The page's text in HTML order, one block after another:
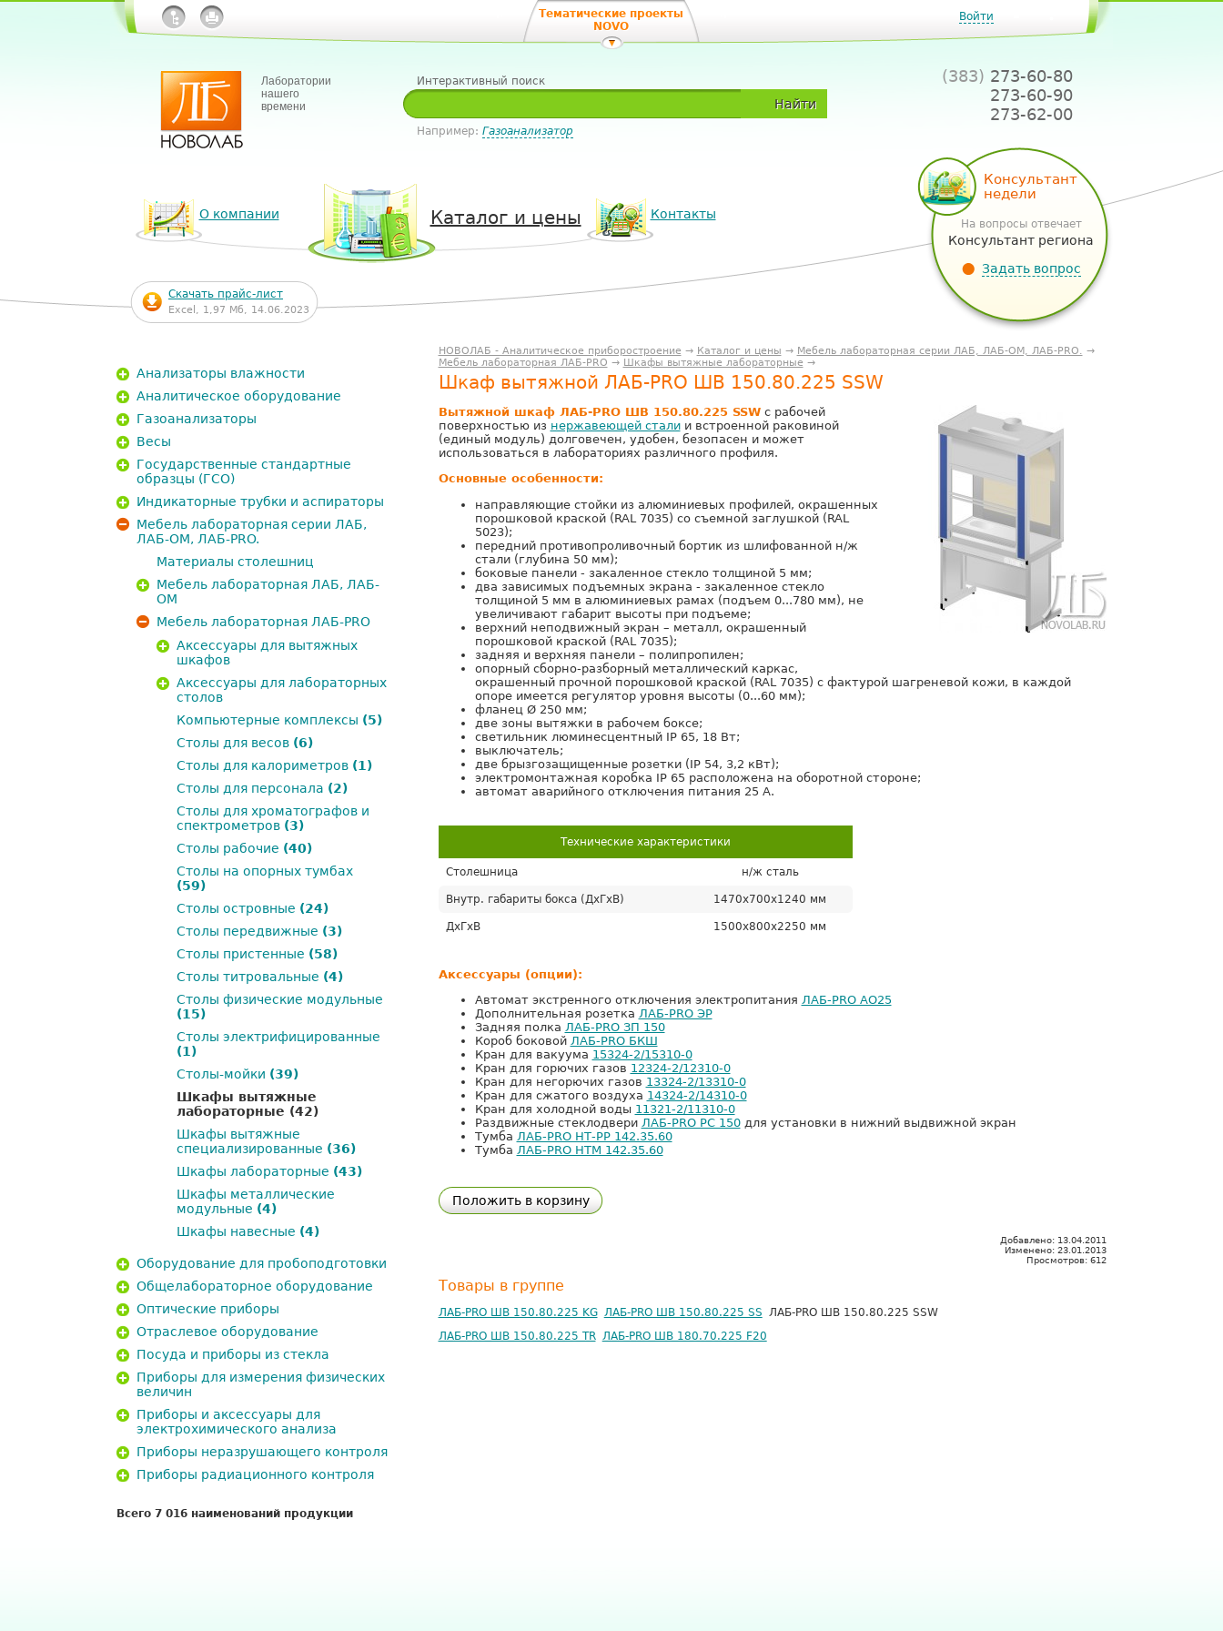
Войти
Тематические проекты
NOVO
Лаборатории
нашего
времени
Интерактивный поиск
Найти
Например:Газоанализатор
(383) 273-60-80
273-60-90
273-62-00
О компании Каталог и цены Контакты
Консультант
недели
На вопросы отвечает
Консультант региона
Задать вопрос
Скачать прайс-лист
Excel, 1,97 Мб, 14.06.2023
НОВОЛАБ - Аналитическое приборостроение → Каталог и цены → Мебель лабораторная серии ЛАБ, ЛАБ-ОМ, ЛАБ-PRO. →
Мебель лабораторная ЛАБ-PRO → Шкафы вытяжные лабораторные →
Шкаф вытяжной ЛАБ-PRO ШВ 150.80.225 SSW
Вытяжной шкаф ЛАБ-PRO ШВ 150.80.225 SSWс рабочей
поверхностью из нержавеющей сталии встроенной раковиной
(единый модуль) долговечен, удобен, безопасен и может
использоваться в лабораториях различного профиля.
Основные особенности:
направляющие стойки из алюминиевых профилей, окрашенных
порошковой краской (RAL 7035) со съемной заглушкой (RAL
5023);
передний противопроливочный бортик из шлифованной н/ж
стали (глубина 50 мм);
боковые панели - закаленное стекло толщиной 5 мм;
два зависимых подъемных экрана - закаленное стекло
толщиной 5 мм в алюминиевых рамах (подъем 0...780 мм), не
увеличивают габарит высоты при подъеме;
верхний неподвижный экран – металл, окрашенный
порошковой краской (RAL 7035);
задняя и верхняя панели – полипропилен;
опорный сборно-разборный металлический каркас,
окрашенный прочной порошковой краской (RAL 7035) с фактурой шагреневой кожи, в каждой
опоре имеется регулятор уровня высоты (0...60 мм);
фланец Ø 250 мм;
две зоны вытяжки в рабочем боксе;
светильник люминесцентный IP 65, 18 Вт;
выключатель;
две брызгозащищенные розетки (IP 54, 3,2 кВт);
электромонтажная коробка IP 65 расположена на оборотной стороне;
автомат аварийного отключения питания 25 А.
Технические характеристики
Столешница н/ж сталь
Внутр. габариты бокса (ДхГхВ) 1470х700х1240 мм
ДхГхВ 1500х800х2250 мм
Аксессуары (опции):
Автомат экстренного отключения электропитания ЛАБ-PRO АО25
Дополнительная розетка ЛАБ-PRO ЭР
Задняя полка ЛАБ-PRO ЗП 150
Короб боковой ЛАБ-PRO БКШ
Кран для вакуума 15324-2/15310-0
Кран для горючих газов 12324-2/12310-0
Кран для негорючих газов 13324-2/13310-0
Кран для сжатого воздуха 14324-2/14310-0
Кран для холодной воды 11321-2/11310-0
Раздвижные стеклодвери ЛАБ-PRO РС 150для установки в нижний выдвижной экран
Тумба ЛАБ-PRO НТ-PP 142.35.60
Тумба ЛАБ-PRO НТМ 142.35.60
Положить в корзину
Добавлено: 13.04.2011
Изменено:23.01.2013
Просмотров:612
Товары в группе
ЛАБ-PRO ШВ 150.80.225 KG ЛАБ-PRO ШВ 150.80.225 SS ЛАБ-PRO ШВ 150.80.225 SSW
ЛАБ-PRO ШВ 150.80.225 TR ЛАБ-PRO ШВ 180.70.225 F20
Анализаторы влажности
Аналитическое оборудование
Газоанализаторы
Весы
Государственные стандартные
образцы (ГСО)
Индикаторные трубки и аспираторы
Мебель лабораторная серии ЛАБ,
ЛАБ-ОМ, ЛАБ-PRO.
Материалы столешниц
Мебель лабораторная ЛАБ, ЛАБ-
ОМ
Мебель лабораторная ЛАБ-PRO
Аксессуары для вытяжных
шкафов
Аксессуары для лабораторных
столов
Компьютерные комплексы (5)
Столы для весов (6)
Столы для калориметров (1)
Столы для персонала (2)
Столы для хроматографов и
спектрометров (3)
Столы рабочие (40)
Столы на опорных тумбах
(59)
Столы островные (24)
Столы передвижные (3)
Столы пристенные (58)
Столы титровальные (4)
Столы физические модульные
(15)
Столы электрифицированные
(1)
Столы-мойки (39)
Шкафы вытяжные
лабораторные (42)
Шкафы вытяжные
специализированные (36)
Шкафы лабораторные (43)
Шкафы металлические
модульные (4)
Шкафы навесные (4)
Оборудование для пробоподготовки
Общелабораторное оборудование
Оптические приборы
Отраслевое оборудование
Посуда и приборы из стекла
Приборы для измерения физических
величин
Приборы и аксессуары для
электрохимического анализа
Приборы неразрушающего контроля
Приборы радиационного контроля
Всего 7 016 наименований продукции